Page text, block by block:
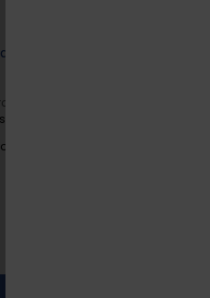
proveedores
de nuestros servicios?